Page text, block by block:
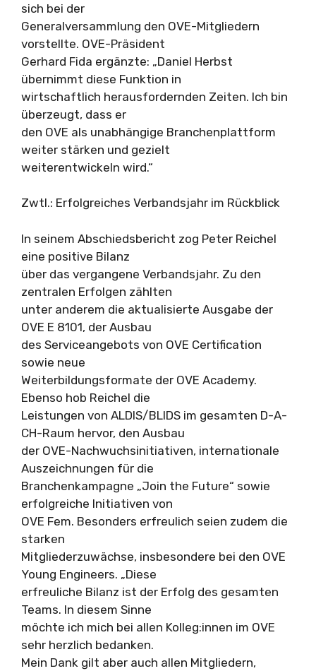
sich bei der
Generalversammlung den OVE-Mitgliedern
vorstellte. OVE-Präsident
Gerhard Fida ergänzte: „Daniel Herbst
übernimmt diese Funktion in
wirtschaftlich herausfordernden Zeiten. Ich bin
überzeugt, dass er
den OVE als unabhängige Branchenplattform
weiter stärken und gezielt
weiterentwickeln wird.“
Zwtl.: Erfolgreiches Verbandsjahr im Rückblick
In seinem Abschiedsbericht zog Peter Reichel
eine positive Bilanz
über das vergangene Verbandsjahr. Zu den
zentralen Erfolgen zählten
unter anderem die aktualisierte Ausgabe der
OVE E 8101, der Ausbau
des Serviceangebots von OVE Certification
sowie neue
Weiterbildungsformate der OVE Academy.
Ebenso hob Reichel die
Leistungen von ALDIS/BLIDS im gesamten D-A-
CH-Raum hervor, den Ausbau
der OVE-Nachwuchsinitiativen, internationale
Auszeichnungen für die
Branchenkampagne „Join the Future“ sowie
erfolgreiche Initiativen von
OVE Fem. Besonders erfreulich seien zudem die
starken
Mitgliederzuwächse, insbesondere bei den OVE
Young Engineers. „Diese
erfreuliche Bilanz ist der Erfolg des gesamten
Teams. In diesem Sinne
möchte ich mich bei allen Kolleg:innen im OVE
sehr herzlich bedanken.
Mein Dank gilt aber auch allen Mitgliedern,